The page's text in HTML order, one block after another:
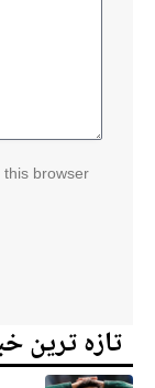
this browser
تازہ ترین